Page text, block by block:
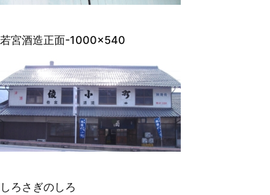
若宮酒造正面-1000×540
しろさぎのしろ